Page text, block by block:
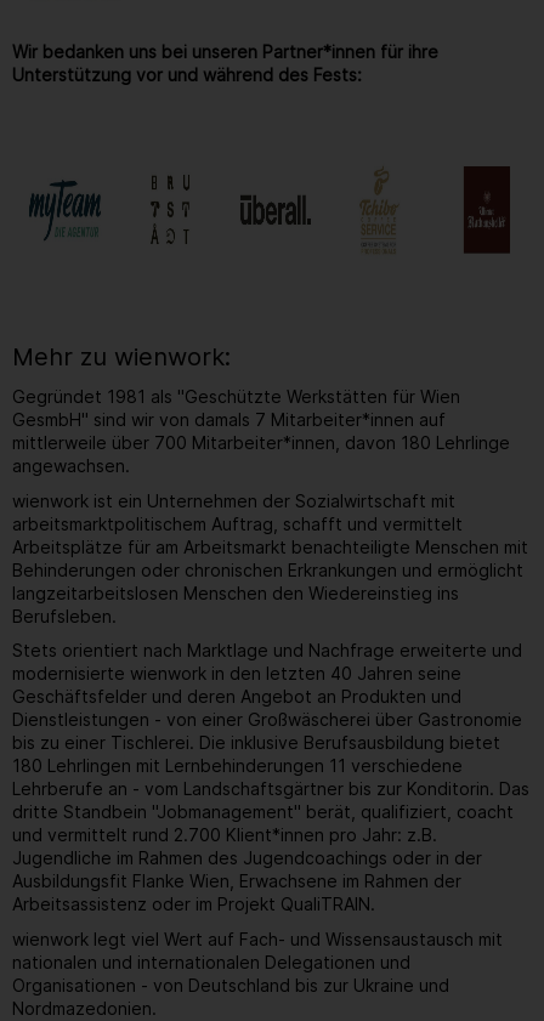
Wir bedanken uns bei unseren Partner*innen für ihre
Unterstützung vor und während des Fests:
Mehr zu wienwork:
Gegründet 1981 als "Geschützte Werkstätten für Wien
GesmbH" sind wir von damals 7 Mitarbeiter*innen auf
mittlerweile über 700 Mitarbeiter*innen, davon 180 Lehrlinge
angewachsen.
wienwork ist ein Unternehmen der Sozialwirtschaft mit
arbeitsmarktpolitischem Auftrag, schafft und vermittelt
Arbeitsplätze für am Arbeitsmarkt benachteiligte Menschen mit
Behinderungen oder chronischen Erkrankungen und ermöglicht
langzeitarbeitslosen Menschen den Wiedereinstieg ins
Berufsleben.
Stets orientiert nach Marktlage und Nachfrage erweiterte und
modernisierte wienwork in den letzten 40 Jahren seine
Geschäftsfelder und deren Angebot an Produkten und
Dienstleistungen - von einer Großwäscherei über Gastronomie
bis zu einer Tischlerei. Die inklusive Berufsausbildung bietet
180 Lehrlingen mit Lernbehinderungen 11 verschiedene
Lehrberufe an - vom Landschaftsgärtner bis zur Konditorin. Das
dritte Standbein "Jobmanagement" berät, qualifiziert, coacht
und vermittelt rund 2.700 Klient*innen pro Jahr: z.B.
Jugendliche im Rahmen des Jugendcoachings oder in der
Ausbildungsfit Flanke Wien, Erwachsene im Rahmen der
Arbeitsassistenz oder im Projekt QualiTRAIN.
wienwork legt viel Wert auf Fach- und Wissensaustausch mit
nationalen und internationalen Delegationen und
Organisationen - von Deutschland bis zur Ukraine und
Nordmazedonien.